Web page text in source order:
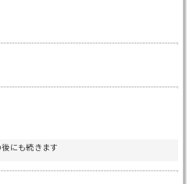
にも続きます